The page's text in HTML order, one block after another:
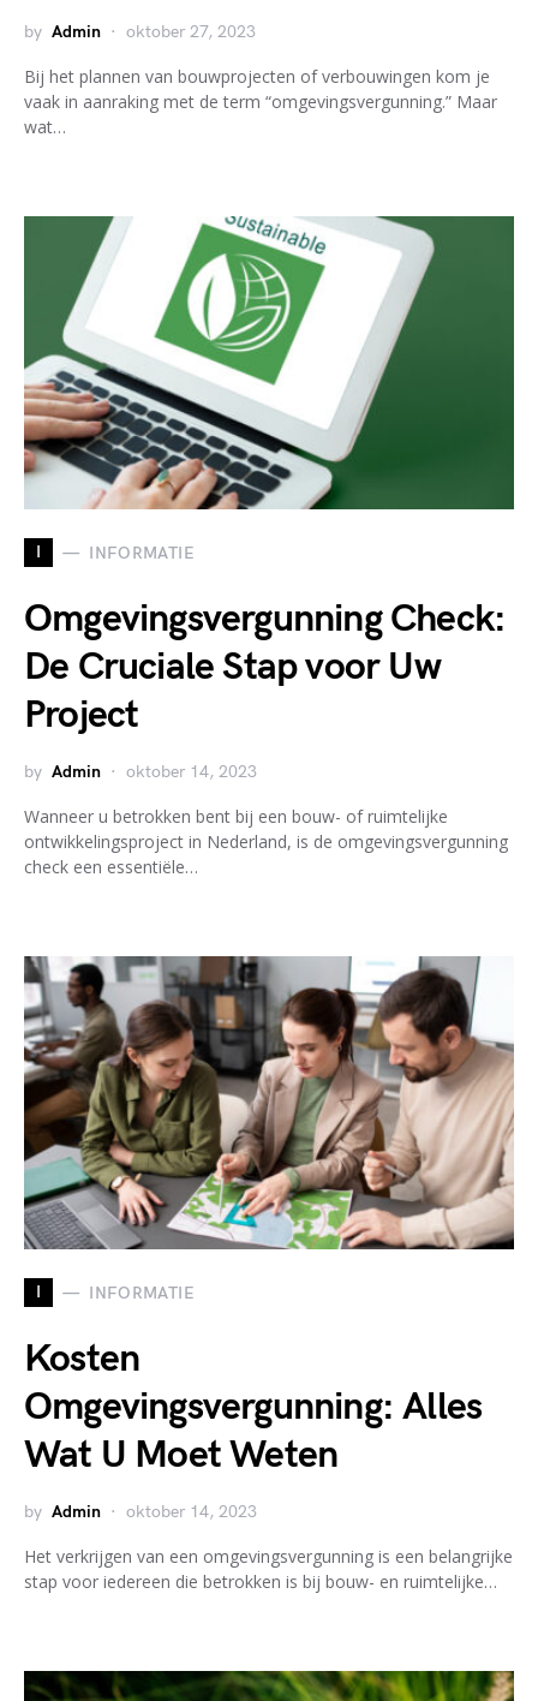
by Admin oktober 27, 2023
Bij het plannen van bouwprojecten of verbouwingen kom je
vaak in aanraking met de term “omgevingsvergunning.” Maar
wat…
I INFORMATIE
Omgevingsvergunning Check:
De Cruciale Stap voor Uw
Project
by Admin oktober 14, 2023
Wanneer u betrokken bent bij een bouw- of ruimtelijke
ontwikkelingsproject in Nederland, is de omgevingsvergunning
check een essentiële…
I INFORMATIE
Kosten
Omgevingsvergunning: Alles
Wat U Moet Weten
by Admin oktober 14, 2023
Het verkrijgen van een omgevingsvergunning is een belangrijke
stap voor iedereen die betrokken is bij bouw- en ruimtelijke…